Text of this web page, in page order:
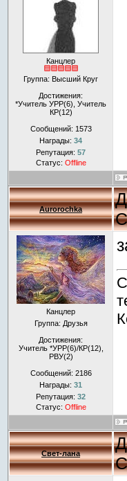
Канцлер
Группа: Высший Круг
Достижения:
*Учитель УРР(6), Учитель
КР(12)
Сообщений: 1573
Награды: 34
Репутация: 57
Статус: Offline
Aurorochka
Канцлер
Группа: Друзья
Достижения:
Учитель *УРР(6)/КР(12),
РВУ(2)
Сообщений: 2186
Награды: 31
Репутация: 32
Статус: Offline
Свет-лана